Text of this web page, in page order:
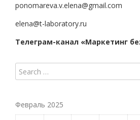
ponomareva.v.elena@gmail.com
elena@t-laboratory.ru
Телеграм-канал «Маркетинг
Февраль 2025